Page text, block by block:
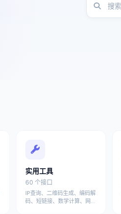
实用工具
60 个接口
IP查询、二维码生成、编码解
码、短链接、数学计算、网络